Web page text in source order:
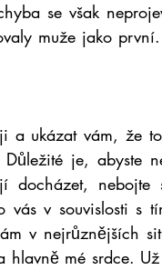
se však
muže jako
a ukázat vám, že
je, abyste
docházet,
v souvislosti s
v nejrůznějších
hlavně mé srdce.